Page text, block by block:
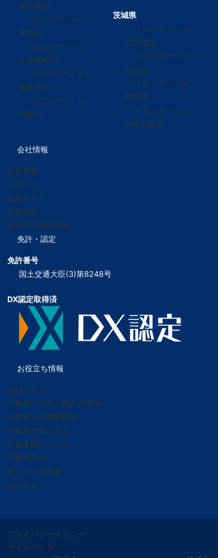
南相馬店
イエステーション
田村店
イエステーション
会津若松店
イエステーション
喜多方店
イエステーション
福島店
茨城県
イエステーション
北茨城店
イエステーション
日立店
イエステーション
那珂店
イエステーション
常陸太田店
会社情報
会社概要
スタッフ
採用サイト
売買実績
販売中の物件情報
免許・認定
免許番号
国土交通大臣(3)第8248号
DX認定取得済
お役立ち情報
地域ブログ
不動産の売却／購入の事例
お客様との感動秘話
不動産売却コラム
不動産購入コラム
不動産Tips
暮らしの知恵袋
お知らせ
プライバシーポリシー
サイトマップ